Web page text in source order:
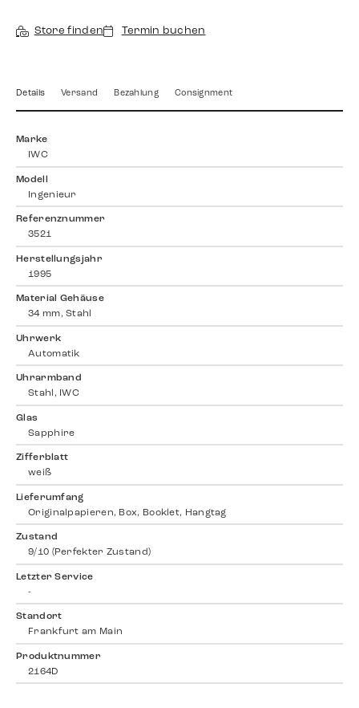
Store finden Termin buchen
Details Versand Bezahlung Consignment
Marke
IWC
Modell
Ingenieur
Referenznummer
3521
Herstellungsjahr
1995
Material Gehäuse
34 mm, Stahl
Uhrwerk
Automatik
Uhrarmband
Stahl, IWC
Glas
Sapphire
Zifferblatt
weiß
Lieferumfang
Originalpapieren, Box, Booklet, Hangtag
Zustand
9/10 (Perfekter Zustand)
Letzter Service
-
Standort
Frankfurt am Main
Produktnummer
2164D